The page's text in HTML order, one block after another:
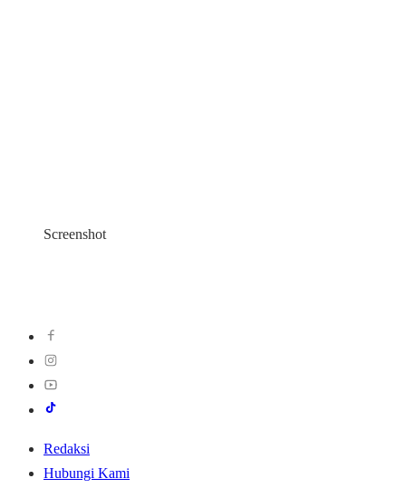
Screenshot
Redaksi
Hubungi Kami